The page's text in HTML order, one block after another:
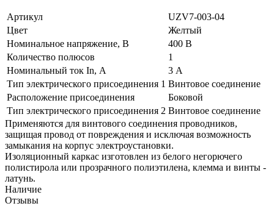
Артикул
UZV7-003-04
Цвет
Желтый
Номинальное напряжение, В
400 В
Количество полюсов
1
Номинальный ток In, А
3 А
Тип электрического присоединения 1 Винтовое соединение
Расположение присоединения
Боковой
Тип электрического присоединения 2 Винтовое соединение
Применяются для винтового соединения проводников,
защищая провод от повреждения и исключая возможность
замыкания на корпус электроустановки.
Изоляционный каркас изготовлен из белого негорючего
полистирола или прозрачного полиэтилена, клемма и винты -
латунь.
Наличие
Отзывы